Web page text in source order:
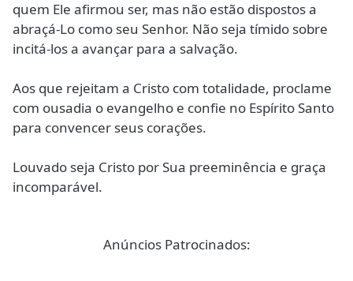
quem Ele afirmou ser, mas não estão dispostos a
abraçá-Lo como seu Senhor. Não seja tímido sobre
incitá-los a avançar para a salvação.
Aos que rejeitam a Cristo com totalidade, proclame
com ousadia o evangelho e confie no Espírito Santo
para convencer seus corações.
Louvado seja Cristo por Sua preeminência e graça
incomparável.
Anúncios Patrocinados: